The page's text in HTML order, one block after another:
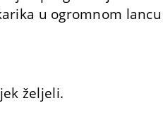
u ogromnom lancu
željeli.